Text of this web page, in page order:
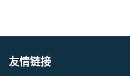
友情链接